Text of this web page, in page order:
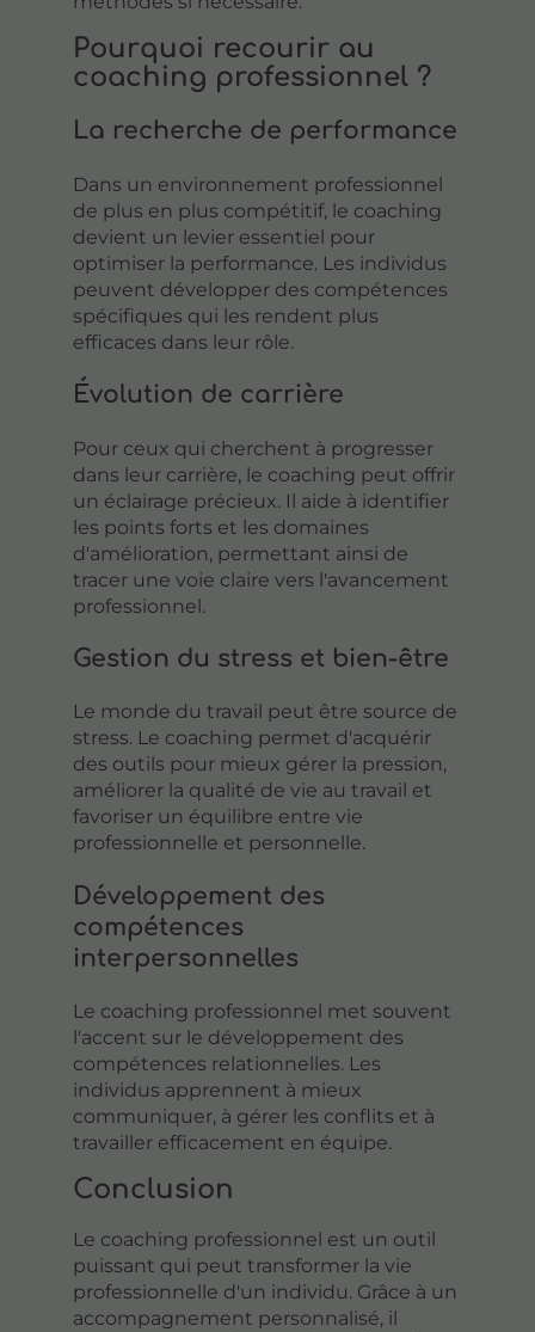
Pourquoi recourir au
coaching professionnel ?
La recherche de performance
Dans un environnement professionnel
de plus en plus compétitif, le coaching
devient un levier essentiel pour
optimiser la performance. Les individus
peuvent développer des compétences
spécifiques qui les rendent plus
efficaces dans leur rôle.
Évolution de carrière
Pour ceux qui cherchent à progresser
dans leur carrière, le coaching peut offrir
un éclairage précieux. Il aide à identifier
les points forts et les domaines
d'amélioration, permettant ainsi de
tracer une voie claire vers l'avancement
professionnel.
Gestion du stress et bien-être
Le monde du travail peut être source de
stress. Le coaching permet d'acquérir
des outils pour mieux gérer la pression,
améliorer la qualité de vie au travail et
favoriser un équilibre entre vie
professionnelle et personnelle.
Développement des
compétences
interpersonnelles
Le coaching professionnel met souvent
l'accent sur le développement des
compétences relationnelles. Les
individus apprennent à mieux
communiquer, à gérer les conflits et à
travailler efficacement en équipe.
Conclusion
Le coaching professionnel est un outil
puissant qui peut transformer la vie
professionnelle d'un individu. Grâce à un
accompagnement personnalisé, il